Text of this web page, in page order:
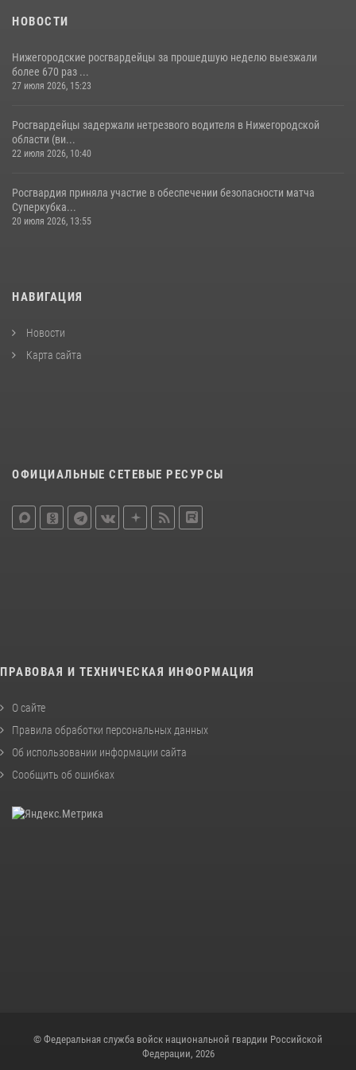
НОВОСТИ
Нижегородские росгвардейцы за прошедшую неделю выезжали
более 670 раз ...
27 июля 2026, 15:23
Росгвардейцы задержали нетрезвого водителя в Нижегородской
области (ви...
22 июля 2026, 10:40
Росгвардия приняла участие в обеспечении безопасности матча
Суперкубка...
20 июля 2026, 13:55
НАВИГАЦИЯ
Новости
Карта сайта
ОФИЦИАЛЬНЫЕ СЕТЕВЫЕ РЕСУРСЫ
ПРАВОВАЯ И ТЕХНИЧЕСКАЯ ИНФОРМАЦИЯ
О сайте
Правила обработки персональных данных
Об использовании информации сайта
Сообщить об ошибках
© Федеральная служба войск национальной гвардии Российской
Федерации, 2026